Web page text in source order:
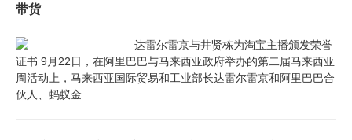
带货
达雷尔雷京与井贤栋为淘宝主播颁发荣誉
证书 9月22日，在阿里巴巴与马来西亚政府举办的第二届马来西亚
周活动上，马来西亚国际贸易和工业部长达雷尔雷京和阿里巴巴合
伙人、蚂蚁金